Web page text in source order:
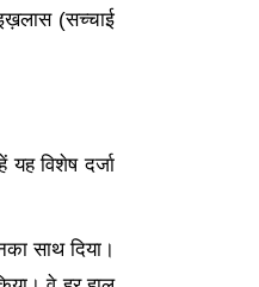
(सच्चाई
विशेष दर्जा
साथ दिया।